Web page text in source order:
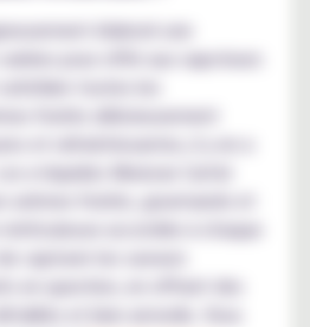
élaboré une
pour offrir aux vapoteurs
fruités délicieusement
e-liquides Mexican Cartel
accordée à chaque
en question, en offrant des
et bien arrondis. Vous